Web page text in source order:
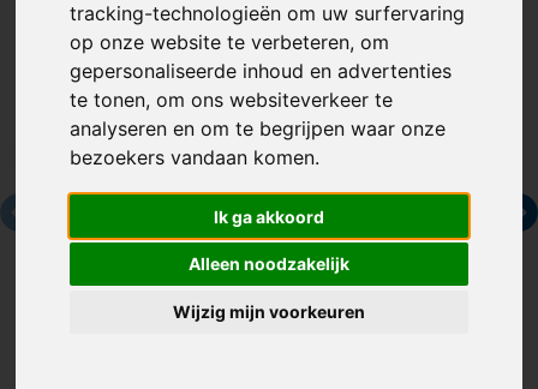
tracking-technologieën om uw surfervaring
op onze website te verbeteren, om
gepersonaliseerde inhoud en advertenties
te tonen, om ons websiteverkeer te
analyseren en om te begrijpen waar onze
bezoekers vandaan komen.
Ik ga akkoord
Alleen noodzakelijk
Wijzig mijn voorkeuren